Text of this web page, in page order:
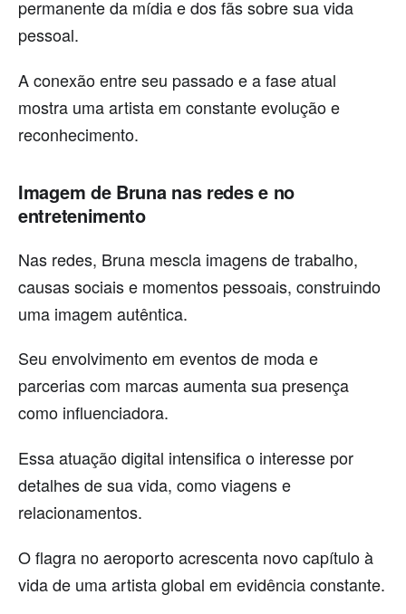
permanente da mídia e dos fãs sobre sua vida
pessoal.
A conexão entre seu passado e a fase atual
mostra uma artista em constante evolução e
reconhecimento.
Imagem de Bruna nas redes e no
entretenimento
Nas redes, Bruna mescla imagens de trabalho,
causas sociais e momentos pessoais, construindo
uma imagem autêntica.
Seu envolvimento em eventos de moda e
parcerias com marcas aumenta sua presença
como influenciadora.
Essa atuação digital intensifica o interesse por
detalhes de sua vida, como viagens e
relacionamentos.
O flagra no aeroporto acrescenta novo capítulo à
vida de uma artista global em evidência constante.